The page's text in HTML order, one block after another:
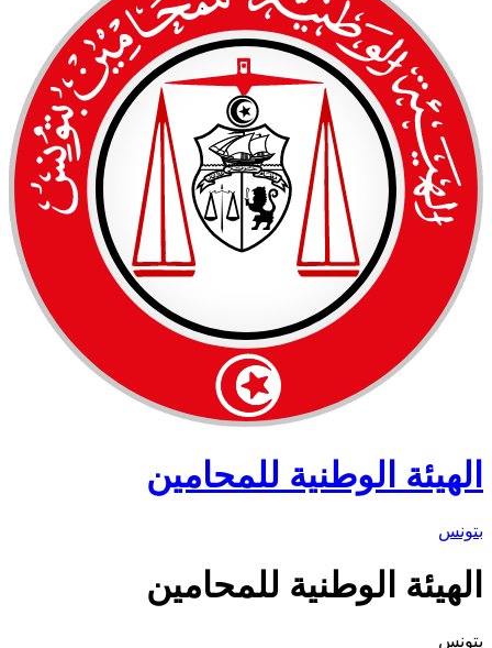
الهيئة الوطنية للمحامين
بتونس
الهيئة الوطنية للمحامين
بتونس